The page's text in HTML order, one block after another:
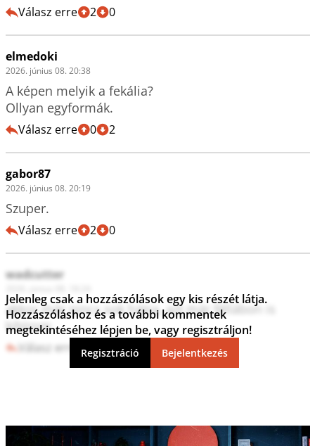
Válasz erre 2 0
elmedoki
2026. június 08. 20:38
A képen melyik a fekália?
Ollyan egyformák.
Válasz erre 0 2
gabor87
2026. június 08. 20:19
Szuper.
Válasz erre 2 0
wadcutter
akkor már nincs sok hátra, azt már féllábon is
kibírom
Válasz erre 3 0
Jelenleg csak a hozzászólások egy kis részét látja.
Hozzászóláshoz és a további kommentek
megtekintéséhez lépjen be, vagy regisztráljon!
Regisztráció Bejelentkezés